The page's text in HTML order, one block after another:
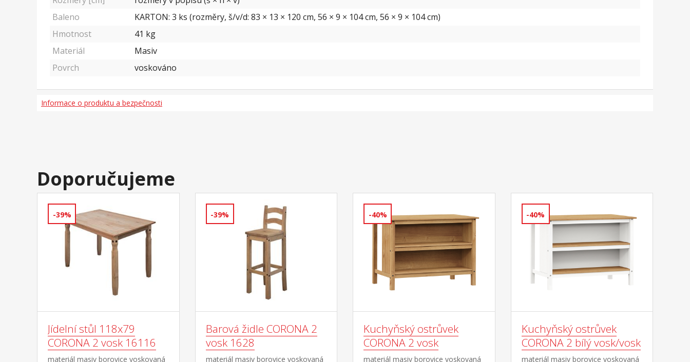
Baleno
KARTON: 3 ks (rozměry, š/v/d: 83 × 13 × 120 cm, 56 × 9 × 104 cm, 56 × 9 × 104 cm)
Hmotnost
41 kg
Materiál
Masiv
Povrch
voskováno
Informace o produktu a bezpečnosti
Doporučujeme
-39%
Jídelní stůl 118x79
CORONA 2 vosk 16116
materiál masiv borovice voskovaná
-39%
Barová židle CORONA 2
vosk 1628
materiál masiv borovice voskovaná
-40%
Kuchyňský ostrůvek
CORONA 2 vosk
materiál masiv borovice voskovaná
-40%
Kuchyňský ostrůvek
CORONA 2 bílý vosk/vosk
materiál masiv borovice voskovaná